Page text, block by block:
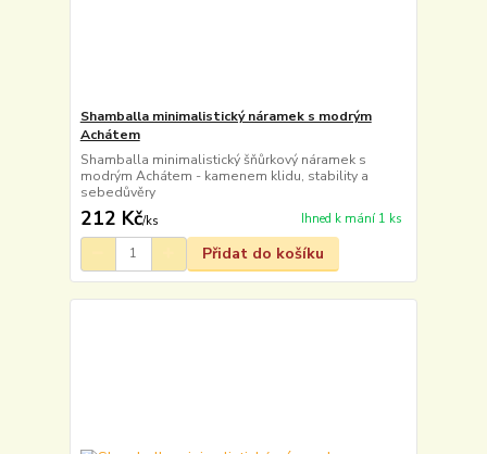
Shamballa minimalistický náramek s modrým
Achátem
Shamballa minimalistický šňůrkový náramek s
modrým Achátem - kamenem klidu, stability a
sebedůvěry
212 Kč/ks Ihned k mání 1 ks
Přidat do košíku